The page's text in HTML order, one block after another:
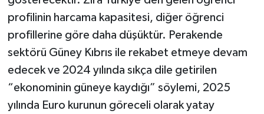
profilinin harcama kapasitesi, diğer öğrenci
profillerine göre daha düşüktür. Perakende
sektörü Güney Kıbrıs ile rekabet etmeye devam
edecek ve 2024 yılında sıkça dile getirilen
“ekonominin güneye kaydığı” söylemi, 2025
yılında Euro kurunun göreceli olarak yatay